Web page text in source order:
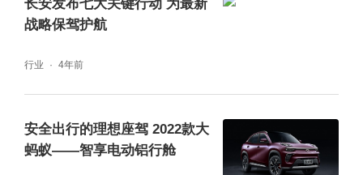
以“护”。
长安发布七大关键行动 为最新
战略保驾护航
行业 4年前
安全出行的理想座驾 2022款大
蚂蚁——智享电动铝行舱